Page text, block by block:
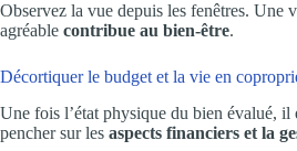
Observez la vue depuis les fenêtres. Une
agréable contribue au bien-être.
Décortiquer le budget et la vie en
Une fois l’état physique du bien évalué, il
pencher sur les aspects financiers et la